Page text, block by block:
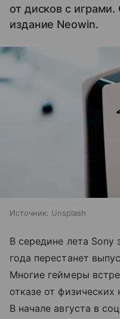
от дисков с
издание Neowin.
Источник: Unsplash
В середине лета Sony
года перестанет
Многие геймеры
отказе от физических
В начале августа в